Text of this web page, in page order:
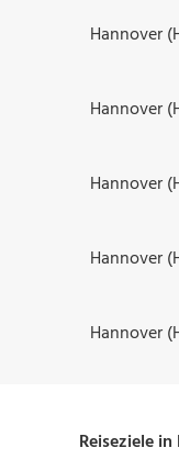
Hannover
Hannover
Hannover
Hannover
Hannover
Reiseziele